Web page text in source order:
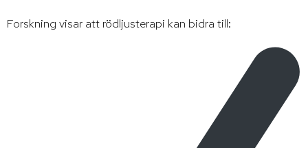
Forskning visar att rödljusterapi kan bidra till: